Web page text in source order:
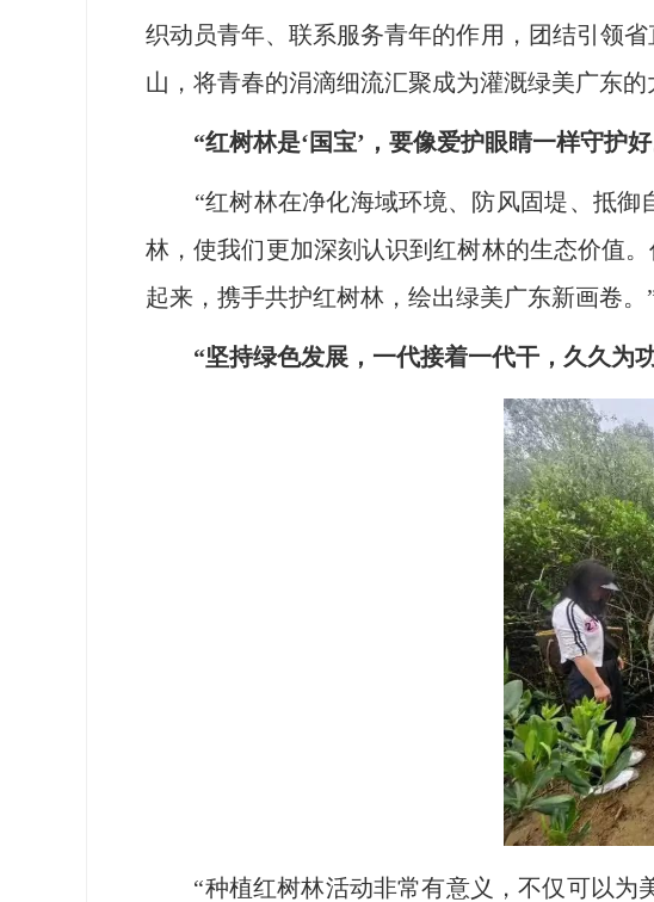
织动员青年、联系服务青年的作用，团结引领
山，将青春的涓滴细流汇聚成为灌溉绿美广东的
“红树林是‘国宝’，要像爱护眼睛一样守护
“红树林在净化海域环境、防风固堤、抵御
林，使我们更加深刻认识到红树林的生态价值
起来，携手共护红树林，绘出绿美广东新画卷。
“坚持绿色发展，一代接着一代干，久久为
“种植红树林活动非常有意义，不仅可以为